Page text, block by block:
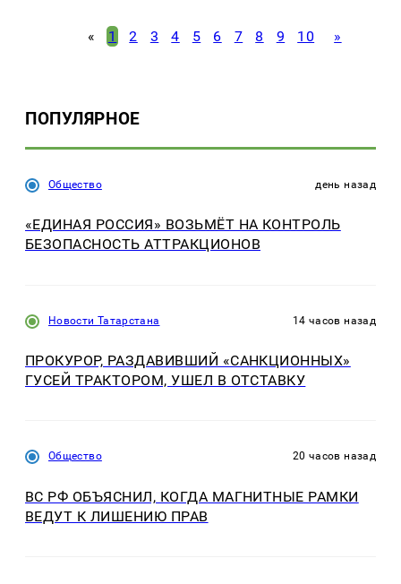
« 1 2 3 4 5 6 7 8 9 10 »
ПОПУЛЯРНОЕ
Общество день назад
«ЕДИНАЯ РОССИЯ» ВОЗЬМЁТ НА КОНТРОЛЬ
БЕЗОПАСНОСТЬ АТТРАКЦИОНОВ
Новости Татарстана 14 часов назад
ПРОКУРОР, РАЗДАВИВШИЙ «САНКЦИОННЫХ»
ГУСЕЙ ТРАКТОРОМ, УШЕЛ В ОТСТАВКУ
Общество 20 часов назад
ВС РФ ОБЪЯСНИЛ, КОГДА МАГНИТНЫЕ РАМКИ
ВЕДУТ К ЛИШЕНИЮ ПРАВ